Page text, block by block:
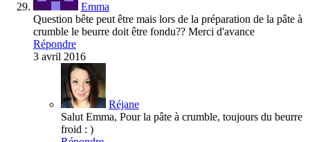
Emma
Question bête peut être mais lors de la préparation de la pâte à
crumble le beurre doit être fondu?? Merci d'avance
Répondre
3 avril 2016
Réjane
Salut Emma, Pour la pâte à crumble, toujours du beurre
froid : )